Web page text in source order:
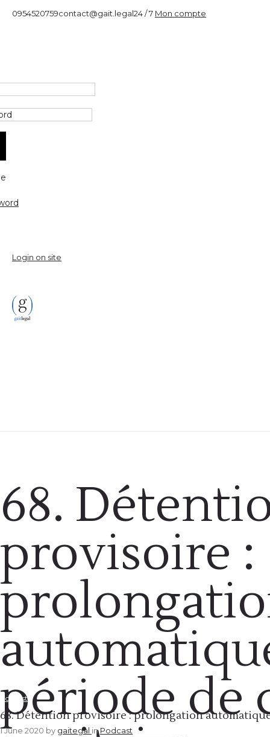
0954520759contact@gait.legal24 / 7 Mon compte
Login on site
68.
provisoire :
période de
Podcast
68. Détention provisoire : prolongation
1 June 2020 by gaitegal in Podcast